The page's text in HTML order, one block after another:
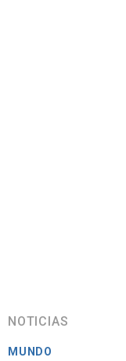
NOTICIAS
MUNDO